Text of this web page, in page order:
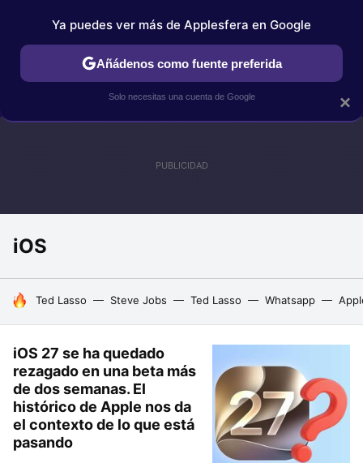
IPHONE TUTORIALES APPLESFERA SELECCIÓN
iOS
HOY SE HABLA DE
Ted Lasso Steve Jobs Ted Lasso Whatsapp
iOS 27 se ha quedado
rezagado en una beta más
de dos semanas. El
histórico de Apple nos da
el contexto de lo que está
pasando
×
Ya puedes ver más de Applesfera en Google
Añádenos como fuente preferida
Solo necesitas una cuenta de Google